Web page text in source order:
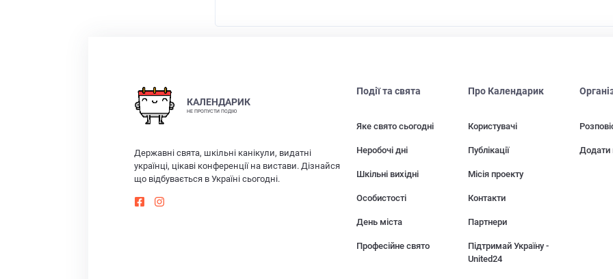
КАЛЕНДАРИК
НЕ ПРОПУСТИ ПОДІЮ
Державні свята, шкільні канікули, видатні
українці, цікаві конференції на вистави. Дізнайся
що відбувається в Україні сьогодні.
Події та свята
Яке свято сьогодні
Неробочі дні
Шкільні вихідні
Особистості
День міста
Професійне свято
Про Календарик
Користувачі
Публікації
Місія проекту
Контакти
Партнери
Підтримай Україну -
United24
Додати